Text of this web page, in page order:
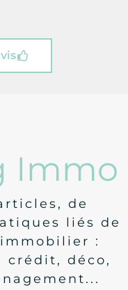
Immo
de
liés de
:
crédit, déco,